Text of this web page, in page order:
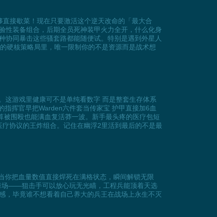
接歇菜！现在只要激活这个逆天改命的「最大合
性装备组合，后期全员死神装甲火力全开，什么化身
同暴击这些骚套路都能随便试。特别是遇到外星人
硬核策略局里，唯一限制你的不是资源而是战术想
这游戏里健康可不是单纯看数字 而是整套生存体系
挥官早把Warden六件套当传家宝 护甲直接加6血
围殴也能满血复活莽一波。新手最头疼的医疗包短
协议的王炸组合。记住在幽浮2里活到最后的不是最
把血量数值直接焊死在满格状态，瞬间解锁无限
场——狙击手可以放心玩无光瞄，工程兵能顶着天选
，毕竟谁不想看着自己养大的兵王在战场上永生不灭